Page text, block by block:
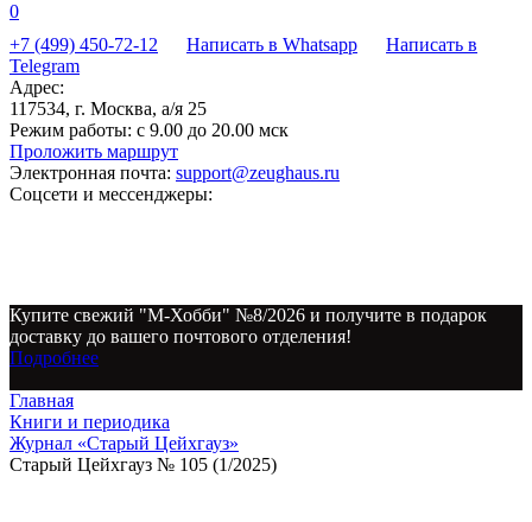
0
+7 (499) 450-72-12
Написать в Whatsapp
Написать в
Telegram
Адрес:
117534, г. Москва, а/я 25
Режим работы: с 9.00 до 20.00 мск
Проложить маршрут
Электронная почта: support@zeughaus.ru
Соцсети и мессенджеры:
Купите свежий "М-Хобби" №8/2026 и получите в подарок
доставку до вашего почтового отделения!
Подробнее
Главная
Книги и периодика
Журнал «Старый Цейхгауз»
Старый Цейхгауз № 105 (1/2025)